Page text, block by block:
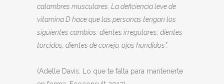
calambres musculares. La deficiencia leve de
vitamina D hace que las personas tengan los
siguientes cambios: dientes irregulares, dientes
torcidos, dientes de conejo, ojos hundidos”.
(Adelle Davis: Lo que te falta para mantenerte